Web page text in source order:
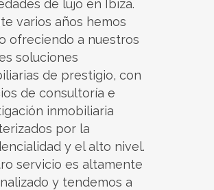
de lujo en Ibiza.
varios años hemos
ofreciendo a nuestros
soluciones
de prestigio, con
de consultoría e
inmobiliaria
por la
y el alto nivel.
servicio es altamente
y tendemos a